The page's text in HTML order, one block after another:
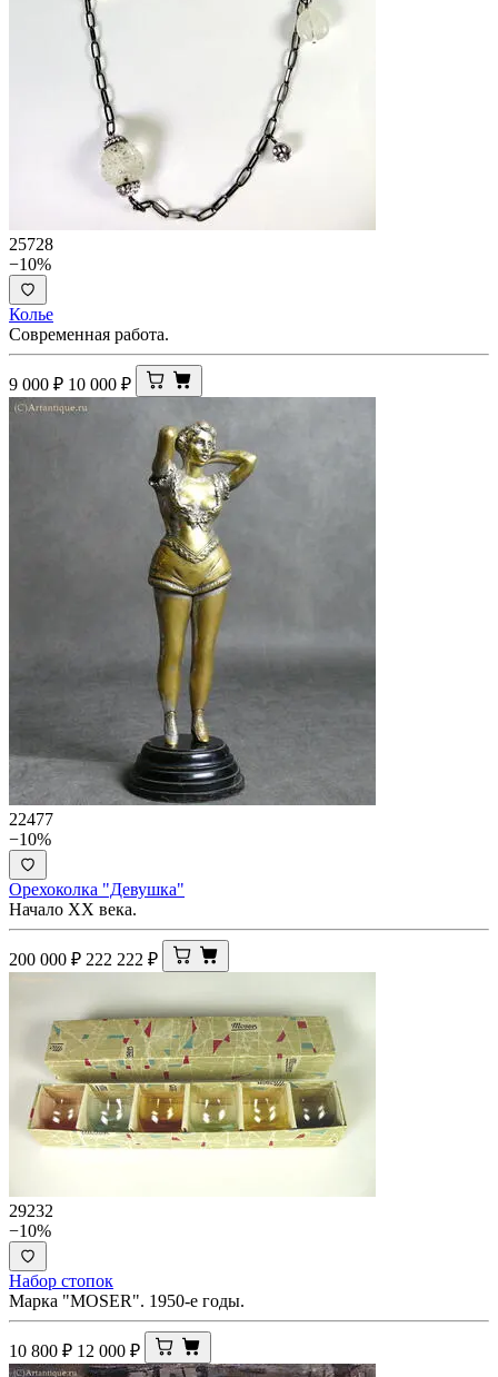
25728
−10%
Колье
Современная работа.
9 000 ₽ 10 000 ₽
22477
−10%
Орехоколка "Девушка"
Начало ХХ века.
200 000 ₽ 222 222 ₽
29232
−10%
Набор стопок
Марка "MOSER". 1950-е годы.
10 800 ₽ 12 000 ₽